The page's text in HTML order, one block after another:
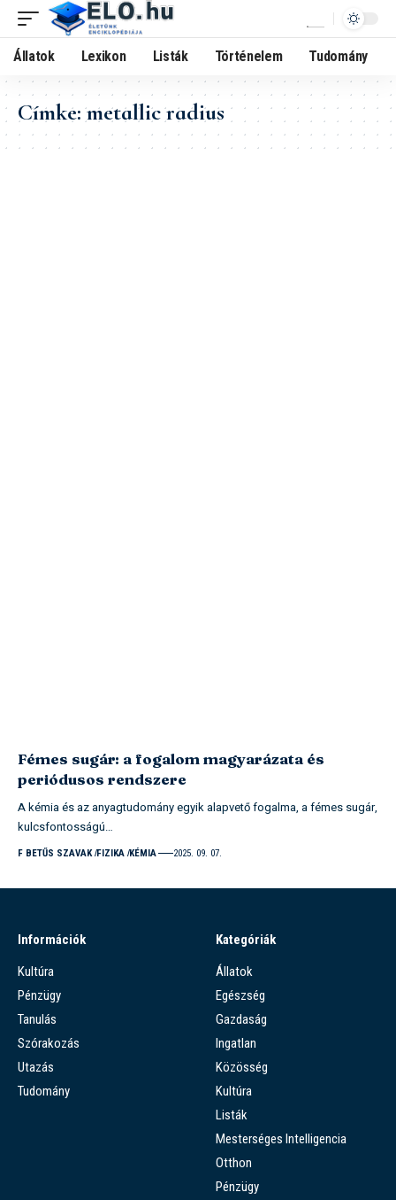
Állatok Lexikon Listák Történelem Tudomány
Címke:metallic radius
Fémes sugár: a fogalom magyarázata és
periódusos rendszere
A kémia és az anyagtudomány egyik alapvető fogalma, a fémes sugár,
kulcsfontosságú…
F BETŰS SZAVAK FIZIKA KÉMIA 2025. 09. 07.
Információk
Kultúra
Pénzügy
Tanulás
Szórakozás
Utazás
Tudomány
Kategóriák
Állatok
Egészség
Gazdaság
Ingatlan
Közösség
Kultúra
Listák
Mesterséges Intelligencia
Otthon
Pénzügy